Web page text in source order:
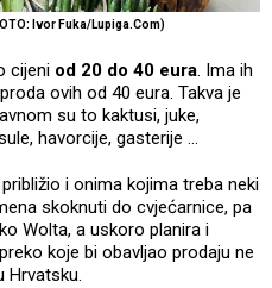
Ivor Fuka/Lupiga.Com)
cijeni od 20 do 40 eura. Ima ih
ovih od 40 eura. Takva je
su to kaktusi, juke,
havorcije, gasterije …
i onima kojima treba neki
skoknuti do cvjećarnice, pa
Wolta, a uskoro planira i
koje bi obavljao prodaju ne
Hrvatsku.